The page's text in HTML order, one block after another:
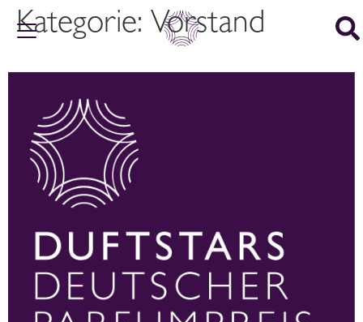
Kategorie: Vorstand